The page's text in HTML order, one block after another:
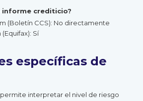
informe crediticio?
(Boletín CCS): No directamente
Sí
específicas de
permite interpretar el nivel de riesgo